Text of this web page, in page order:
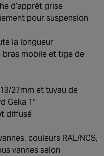
d’apprêt grise
pour suspension
la longueur
bras mobile et tige de
27mm et tuyau de
Geka 1“
diffusé
couleurs RAL/NCS,
vannes selon